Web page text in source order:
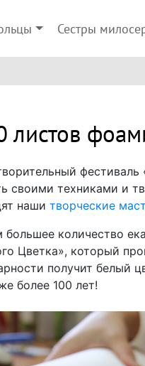
Сестры
своими техниками и
наши творческие
количество
Цветка», который
получит белый
более 100 лет!